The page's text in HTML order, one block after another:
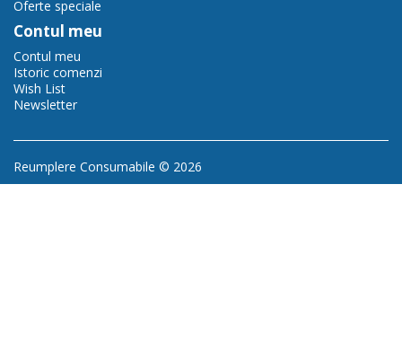
Oferte speciale
Contul meu
Contul meu
Istoric comenzi
Wish List
Newsletter
Reumplere Consumabile © 2026